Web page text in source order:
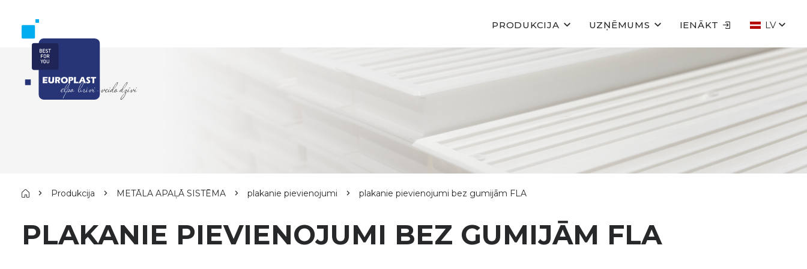
PRODUKCIJA UZŅĒMUMS IENĀKT LV
Produkcija METĀLA APAĻĀ SISTĒMA plakanie pievienojumi plakanie pievienojumi bez gumijām FLA
PLAKANIE PIEVIENOJUMI BEZ GUMIJĀM FLA